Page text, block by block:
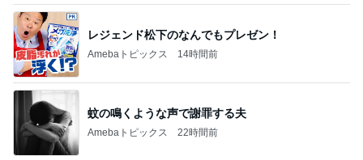
レジェンド松下のなんでもプレゼン！
Amebaトピックス 14時間前
蚊の鳴くような声で謝罪する夫
Amebaトピックス 22時間前